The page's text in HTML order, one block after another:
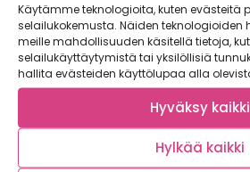
Käytämme teknologioita, kuten evästeitä
selailukokemusta. Näiden teknologioiden
meille mahdollisuuden käsitellä tietoja,
selailukäyttäytymistä tai yksilöllisiä
hallita evästeiden käyttölupaa alla
Hyväksy kaikki
Hylkää kaikki
Pitaleivät
päärynätzatzikilla
Neljälle
Punajuurifalafelit: